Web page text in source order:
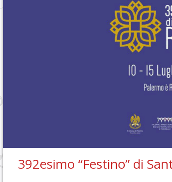
392esimo “Festino” di